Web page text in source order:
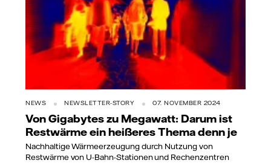
NEWS NEWSLETTER-STORY 07. NOVEMBER 2024
Von Gigabytes zu Megawatt: Darum ist
Restwärme ein heißeres Thema denn je
Nachhaltige Wärmeerzeugung durch Nutzung von
Restwärme von U-Bahn-Stationen und Rechenzentren